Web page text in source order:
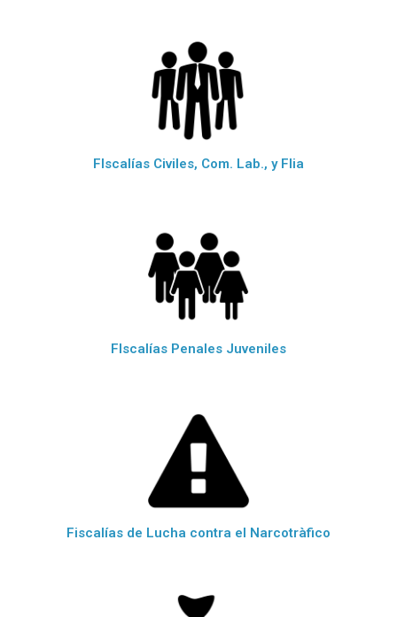
FIscalías Civiles, Com. Lab., y Flia
FIscalías Penales Juveniles
Fiscalías de Lucha contra el Narcotràfico